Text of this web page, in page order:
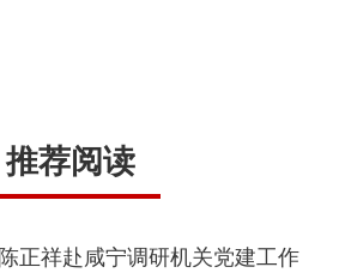
推荐阅读
陈正祥赴咸宁调研机关党建工作